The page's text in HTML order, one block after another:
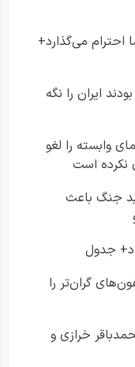
احترام می‌گذارد+
ایران را نگه
وابسته را لغو
نکرده است
جنگ باعث
گران‌تر را
خرازی و